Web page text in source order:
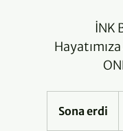
İNK
Sona erdi
o